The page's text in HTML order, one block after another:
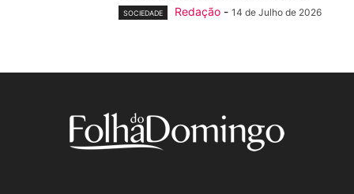
SOCIEDADE Redação - 14 de Julho de 2026